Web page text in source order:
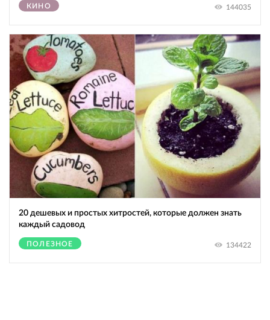
КИНО 144035
20 дешевых и простых хитростей, которые должен знать
каждый садовод
ПОЛЕЗНОЕ 134422